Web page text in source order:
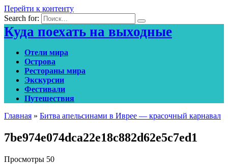
Перейти к контенту
Search for:
Куда поехать на выходные
Отели мира
Острова
Рестораны мира
Экскурсии
Фестивали
Путешествия
Главная » Битва апельсинами в Иврее — красочный карнавал
7be974e074dca22e18c882d62e5c7ed1
Просмотры 50